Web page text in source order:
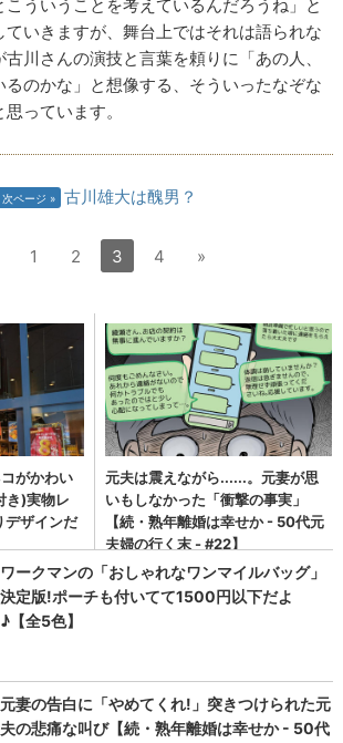
ういうことを考えているんだろうね」と
いきますが、舞台上ではそれは語られな
川さんの演技と言葉を頼りに「あの人、
のかな」と想像する、そういったなぞな
っています。
次ページ 古川雄大は醜男？
1 2 3 4 »